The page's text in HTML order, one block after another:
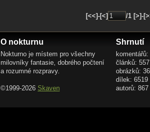
[<<]-[<] /1 [>]-
O nokturnu
Nokturno je místem pro všechny
milovníky fantasie, dobrého počtení
a rozumné rozpravy.
©1999-2026 Skaven
Shrnutí
článků: 557
obrázků:
dílek: 6519
autorů: 867